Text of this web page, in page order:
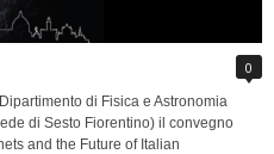
0
di Fisica e Astronomia
di Sesto Fiorentino) il convegno
and the Future of Italian